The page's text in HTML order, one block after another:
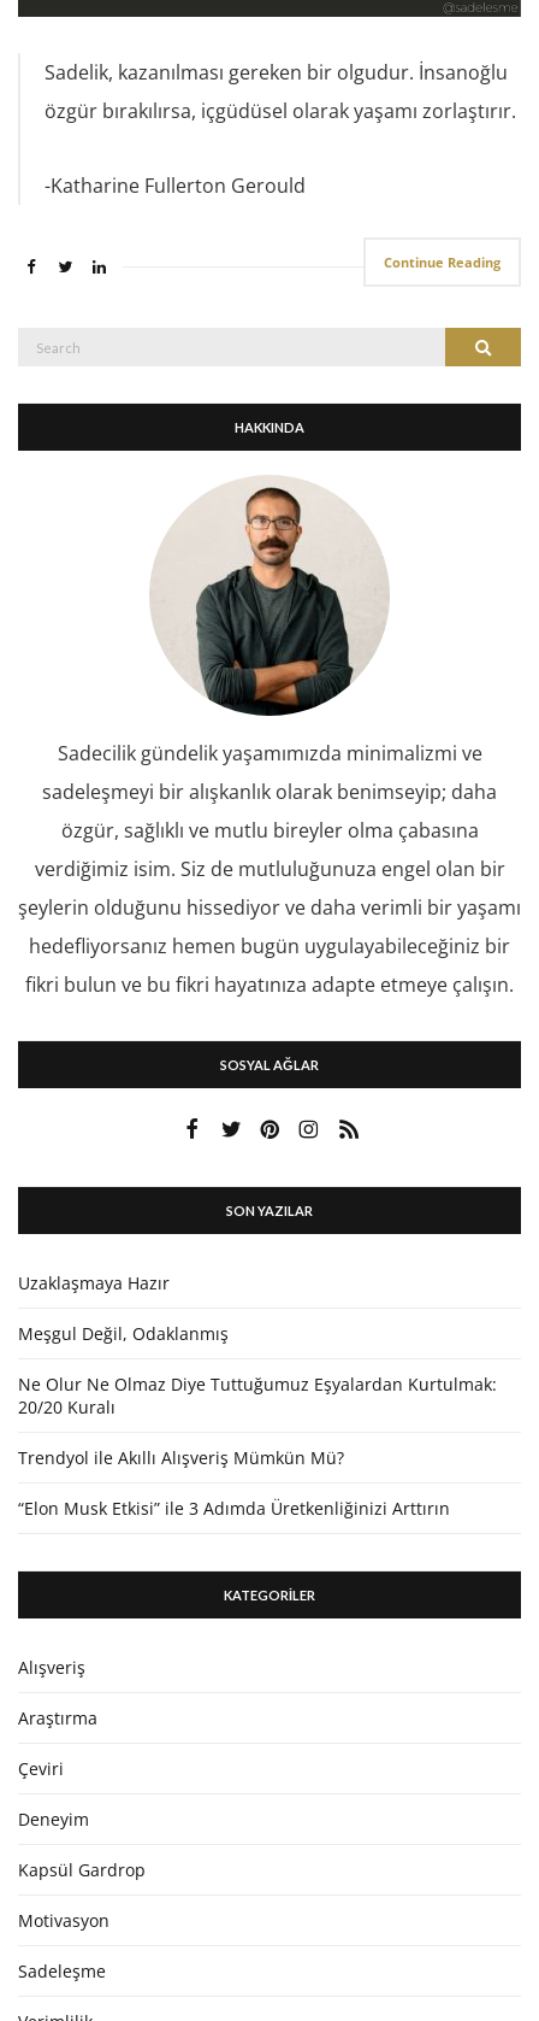
Sadelik, kazanılması gereken bir olgudur. İnsanoğlu
özgür bırakılırsa, içgüdüsel olarak yaşamı zorlaştırır.
-Katharine Fullerton Gerould
Continue Reading
Search
HAKKINDA
Sadecilik gündelik yaşamımızda minimalizmi ve
sadeleşmeyi bir alışkanlık olarak benimseyip; daha
özgür, sağlıklı ve mutlu bireyler olma çabasına
verdiğimiz isim. Siz de mutluluğunuza engel olan bir
şeylerin olduğunu hissediyor ve daha verimli bir yaşamı
hedefliyorsanız hemen bugün uygulayabileceğiniz bir
fikri bulun ve bu fikri hayatınıza adapte etmeye çalışın.
SOSYAL AĞLAR
SON YAZILAR
Uzaklaşmaya Hazır
Meşgul Değil, Odaklanmış
Ne Olur Ne Olmaz Diye Tuttuğumuz Eşyalardan Kurtulmak:
20/20 Kuralı
Trendyol ile Akıllı Alışveriş Mümkün Mü?
“Elon Musk Etkisi” ile 3 Adımda Üretkenliğinizi Arttırın
KATEGORİLER
Alışveriş
Araştırma
Çeviri
Deneyim
Kapsül Gardrop
Motivasyon
Sadeleşme